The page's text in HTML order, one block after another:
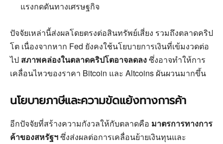
แรงกดดันทางเศรษฐกิจ
ปัจจัยเหล่านี้ส่งผลโดยตรงต่อสินทรัพย์เสี่ยง รวมถึงตลาดคริป
โต เนื่องจากหาก Fed ยังคงใช้นโยบายการเงินที่เข้มงวดต่อ
ไป สภาพคล่องในตลาดคริปโตอาจลดลงซึ่งอาจทำให้การ
เคลื่อนไหวของราคา Bitcoin และ Altcoins ผันผวนมากขึ้น
นโยบายภาษีและความขัดแย้งทางการค้า
อีกปัจจัยที่สร้างความกังวลให้กับตลาดคือ มาตรการทางการ
ค้าของสหรัฐฯซึ่งส่งผลต่อการเคลื่อนย้ายเงินทุนและ